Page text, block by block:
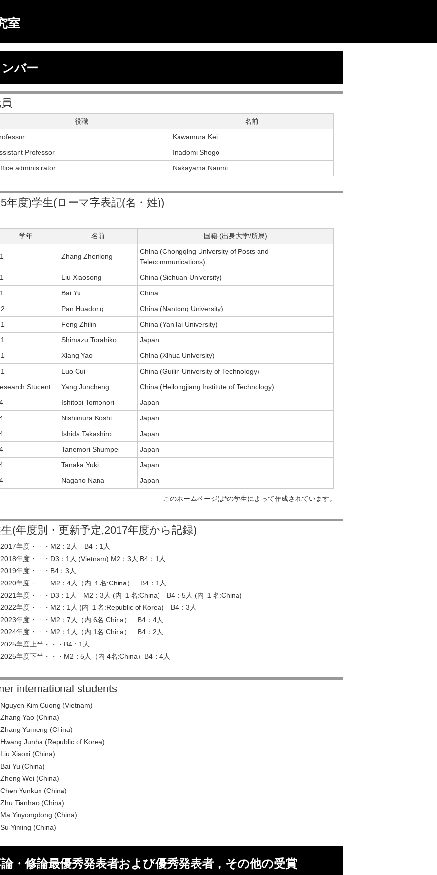
室
バー
役職
名前
Kawamura Kei
Professor
Inadomi Shogo
administrator
Nakayama Naomi
年度)学生(ローマ字表記(名・姓))
学年 名前 国籍 (出身大学/所属)
Zhang Zhenlong
China (Chongqing University of Posts and
Telecommunications)
Liu Xiaosong
China (Sichuan University)
Bai Yu
China
Pan Huadong
China (Nantong University)
Feng Zhilin
China (YanTai University)
Shimazu Torahiko
Japan
Xiang Yao
China (Xihua University)
Luo Cui
China (Guilin University of Technology)
Student
Yang Juncheng
China (Heilongjiang Institute of Technology)
Ishitobi Tomonori
Japan
Nishimura Koshi
Japan
Ishida Takashiro
Japan
Tanemori Shumpei
Japan
Tanaka Yuki
Japan
Nagano Nana Japan
このホームページは*の学生によって作成されています。
(年度別・更新予定,2017年度から記録)
2017年度・・・M2：2人 B4：1人
2018年度・・・D3：1人 (Vietnam) M2：3人 B4：1人
2019年度・・・B4：3人
2020年度・・・M2：4人（内 １名:China） B4：1人
2021年度・・・D3：1人 M2：3人 (内 １名:China) B4：5人 (内 １名:China)
2022年度・・・M2：1人 (内 １名:Republic of Korea) B4：3人
2023年度・・・M2：7人（内 6名:China） B4：4人
2024年度・・・M2：1人（内 1名:China） B4：2人
2025年度上半・・・B4：1人
2025年度下半・・・M2：5人（内 4名:China）B4：4人
international students
Nguyen Kim Cuong (Vietnam)
Zhang Yao (China)
Zhang Yumeng (China)
Hwang Junha (Republic of Korea)
Liu Xiaoxi (China)
Bai Yu (China)
Zheng Wei (China)
Chen Yunkun (China)
Zhu Tianhao (China)
Ma Yinyongdong (China)
Su Yiming (China)
・修論最優秀発表者および優秀発表者，その他の受賞